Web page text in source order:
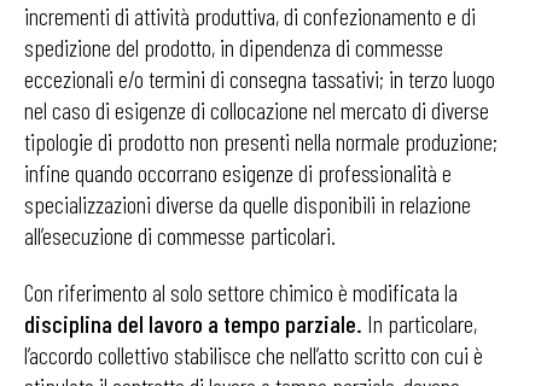
incrementi di attività produttiva, di confezionamento e di
spedizione del prodotto, in dipendenza di commesse
eccezionali e/o termini di consegna tassativi; in terzo luogo
nel caso di esigenze di collocazione nel mercato di diverse
tipologie di prodotto non presenti nella normale produzione;
infine quando occorrano esigenze di professionalità e
specializzazioni diverse da quelle disponibili in relazione
all’esecuzione di commesse particolari.
Con riferimento al solo settore chimico è modificata la
disciplina del lavoro a tempo parziale. In particolare,
l’accordo collettivo stabilisce che nell’atto scritto con cui è